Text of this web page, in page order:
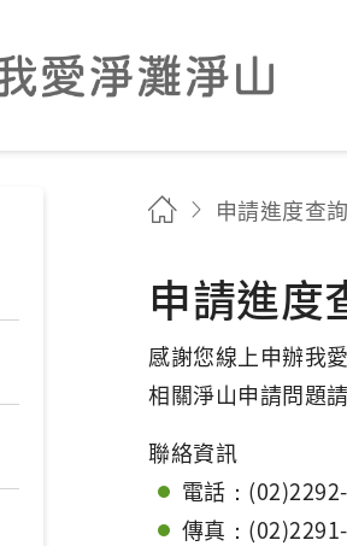
申請進度查詢
申請進度
感謝您線上申辦我
相關淨山申請問題
聯絡資訊
電話：
傳真：